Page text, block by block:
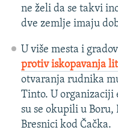
ne želi da se takvi
dve zemlje imaju
U više mesta i
protiv iskopavanja
otvaranja rudnika
Tinto. U organizaciji
su se okupili u Boru,
Bresnici kod Čačka.